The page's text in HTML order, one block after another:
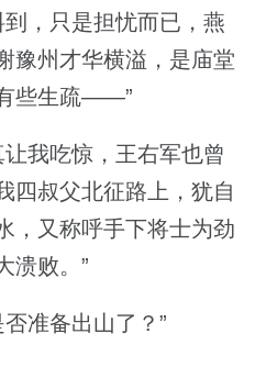
，只是担忧而已，燕
豫州才华横溢，是庙堂
些生疏——”
我吃惊，王右军也曾
四叔父北征路上，犹自
，又称呼手下将士为劲
溃败。”
准备出山了？”